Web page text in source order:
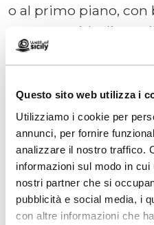
Questo sito web utilizza i
Utilizziamo i cookie per
annunci, per fornire
analizzare il nostro traffico.
informazioni sul modo in
nostri partner che si
pubblicità e social media, i
con altre informazioni che
o al primo piano, con
attrezzate, ideali per
un'intensa giornata
Numero unità: 4.
Servizi: wifi gratuito,
bagno con doccia e
biancheria e set di
itinerari esclusivi.
Stagionalità: da